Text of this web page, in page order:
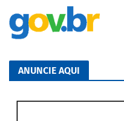
ANUNCIE AQUI